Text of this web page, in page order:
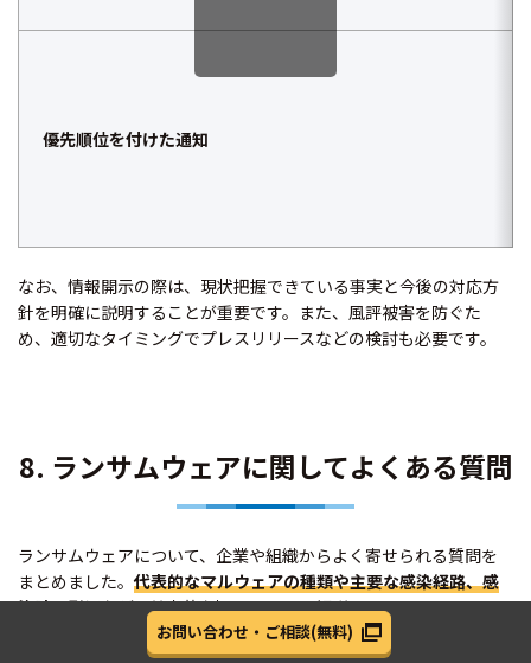
優先順位を付けた通知
なお、情報開示の際は、現状把握できている事実と今後の対応方
針を明確に説明することが重要です。また、風評被害を防ぐた
め、適切なタイミングでプレスリリースなどの検討も必要です。
8. ランサムウェアに関してよくある質問
ランサムウェアについて、企業や組織からよく寄せられる質問を
まとめました。 代表的なマルウェアの種類や主要な感染経路、感
染時の影響など、基本的な疑問について解説します。
お問い合わせ・ご相談(無料)